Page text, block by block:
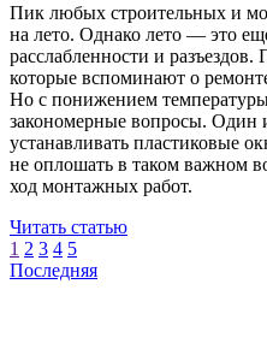
Пик любых строительных и
на лето. Однако лето — это
расслабленности и
которые вспоминают о
Но с понижением
закономерные вопросы. Один
устанавливать пластиковые
не оплошать в таком важном
ход монтажных работ.
Читать статью
1 2 3 4 5
Последняя